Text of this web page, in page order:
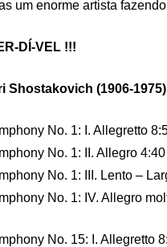
um enorme artista
DÍ-VEL !!!
Shostakovich (1906-
No. 1: I. Allegretto
No. 1: II. Allegro 4:40
No. 1: III. Lento –
No. 1: IV. Allegro
No. 15: I. Allegretto